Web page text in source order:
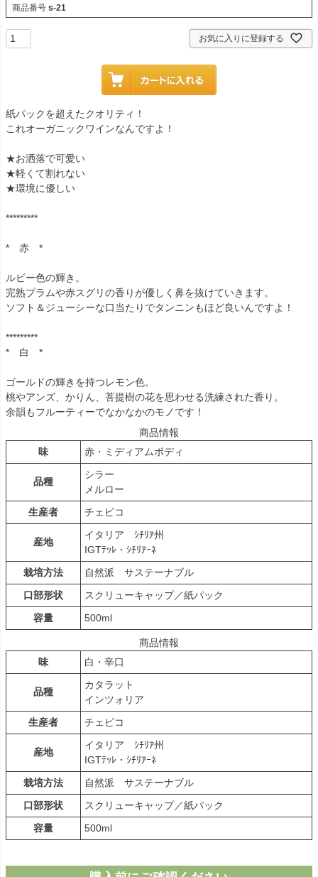
商品番号 s-21
お気に入りに登録する
紙パックを超えたクオリティ！
これオーガニックワインなんですよ！
★お洒落で可愛い
★軽くて割れない
★環境に優しい
*********
* 赤 *
ルビー色の輝き。
完熟プラムや赤スグリの香りが優しく鼻を抜けていきます。
ソフト＆ジューシーな口当たりでタンニンもほど良いんですよ！
*********
* 白 *
ゴールドの輝きを持つレモン色。
桃やアンズ、かりん、菩提樹の花を思わせる洗練された香り。
余韻もフルーティーでなかなかのモノです！
商品情報
味
赤・ミディアムボディ
品種
シラー
メルロー
生産者
チェビコ
産地
イタリア ｼﾁﾘｱ州
IGTﾃｯﾚ・ｼﾁﾘｱｰﾈ
栽培方法
自然派 サステーナブル
口部形状
スクリューキャップ／紙パック
容量
500ml
商品情報
味
白・辛口
品種
カタラット
インツォリア
生産者
チェビコ
産地
イタリア ｼﾁﾘｱ州
IGTﾃｯﾚ・ｼﾁﾘｱｰﾈ
栽培方法
自然派 サステーナブル
口部形状
スクリューキャップ／紙パック
容量
500ml